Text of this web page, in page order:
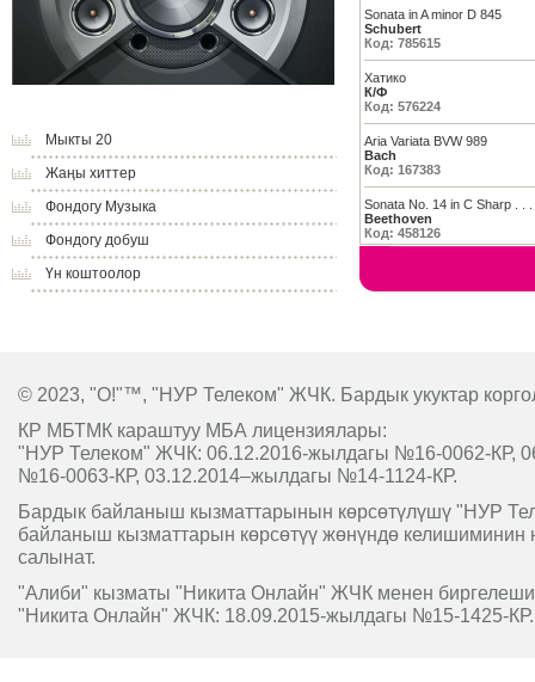
Мыкты 20
Жаңы хиттер
Фондогу Музыка
Фондогу добуш
Үн коштоолор
Sonata in A minor D 845
Schubert
Код: 785615
Хатико
К/Ф
Код: 576224
Aria Variata BVW 989
Bach
Код: 167383
Sonata No. 14 in C Sharp . . .
Beethoven
Код: 458126
© 2023, "O!"™, "НУР Телеком" ЖЧК. Бардык укуктар
КР МБТМК караштуу МБА лицензиялары:
"НУР Телеком" ЖЧК: 06.12.2016-жылдагы №16-0062-КР,
№16-0063-КР, 03.12.2014–жылдагы №14-1124-КР.
Бардык байланыш кызматтарынын көрсөтүлүшү "НУР
байланыш кызматтарын көрсөтүү жөнүндө келишиминин
салынат.
"Алиби" кызматы "Никита Онлайн" ЖЧК менен
"Никита Онлайн" ЖЧК: 18.09.2015-жылдагы №15-1425-КР.